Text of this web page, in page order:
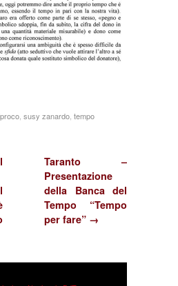
susy zanardo tempo
Taranto –
Presentazione
della Banca del
Tempo “Tempo
per fare” →